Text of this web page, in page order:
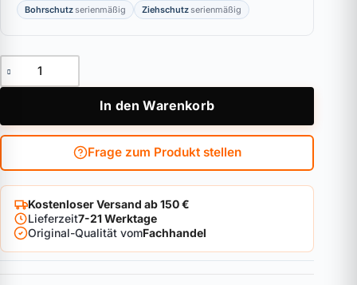
Bohrschutzserienmäßig Ziehschutzserienmäßig
Vorhangschloss WINKHAUS keyTec X-tra Menge
In den Warenkorb
Frage zum Produkt stellen
Kostenloser Versand ab 150 €
Lieferzeit7-21 Werktage
Original-Qualität vomFachhandel